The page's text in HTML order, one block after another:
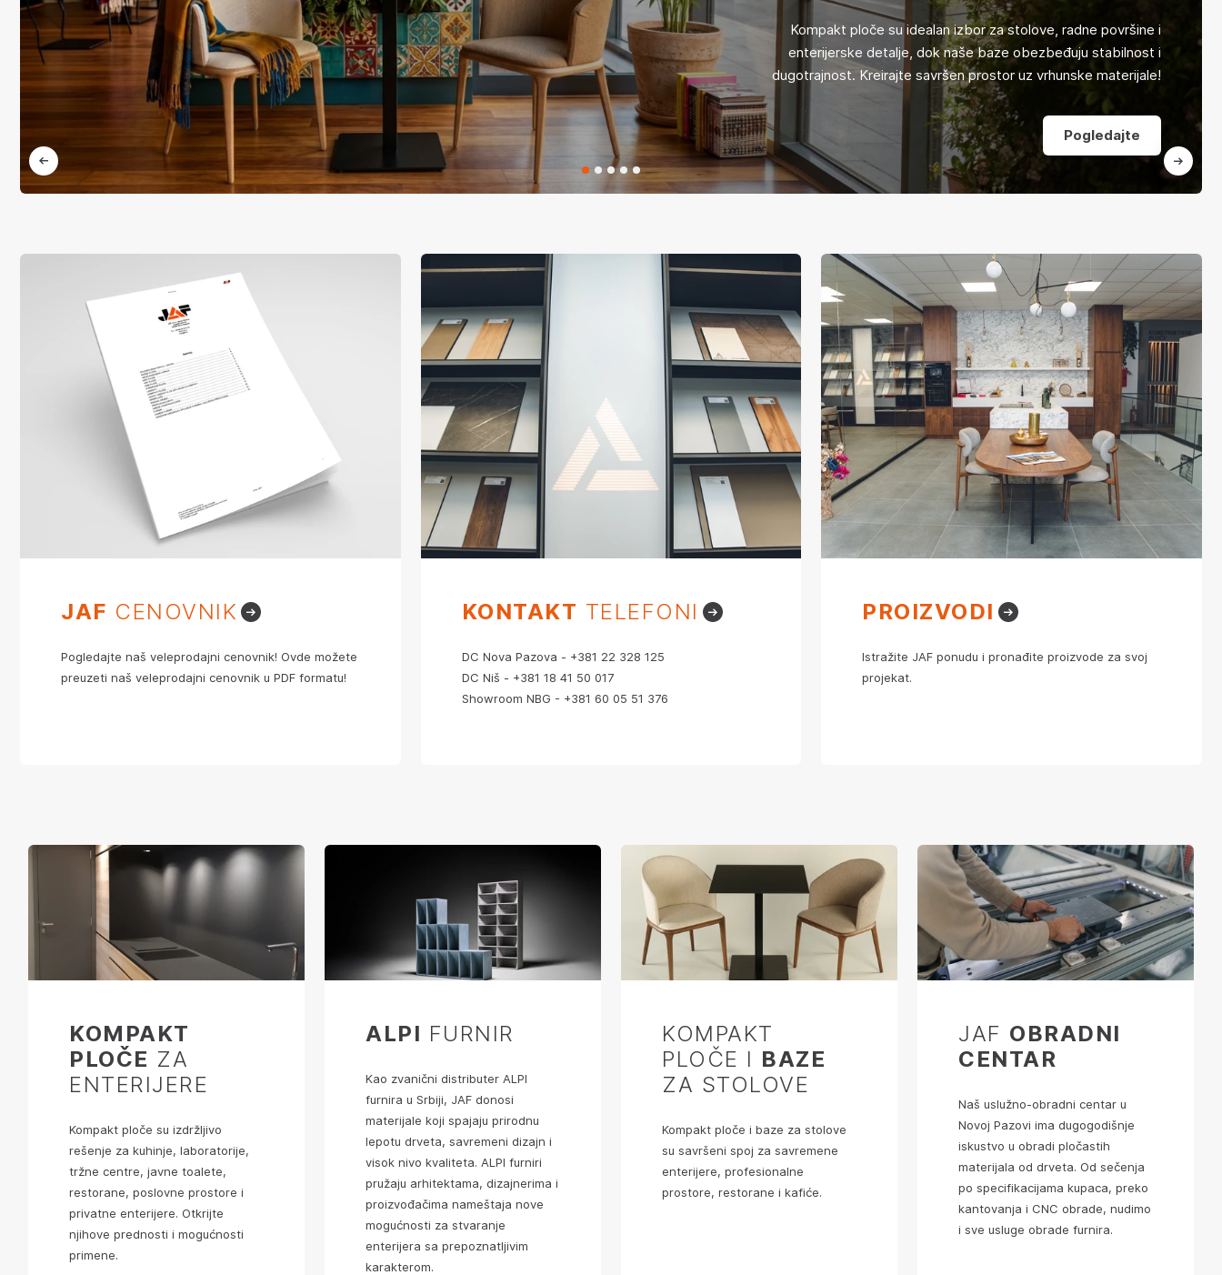
Kompakt ploče su idealan izbor za stolove, radne površine i
enterijerske detalje, dok naše baze obezbeđuju stabilnost i
dugotrajnost. Kreirajte savršen prostor uz vrhunske materijale!
Pogledajte
JAF CENOVNIK
Pogledajte naš veleprodajni cenovnik! Ovde možete
preuzeti naš veleprodajni cenovnik u PDF formatu!
KONTAKT TELEFONI
DC Nova Pazova - +381 22 328 125
DC Niš - +381 18 41 50 017
Showroom NBG - +381 60 05 51 376
PROIZVODI
Istražite JAF ponudu i pronađite proizvode za svoj
projekat.
KOMPAKT
PLOČE ZA
ENTERIJERE
Kompakt ploče su izdržljivo
rešenje za kuhinje, laboratorije,
tržne centre, javne toalete,
restorane, poslovne prostore i
privatne enterijere. Otkrijte
njihove prednosti i mogućnosti
primene.
ALPI FURNIR
Kao zvanični distributer ALPI
furnira u Srbiji, JAF donosi
materijale koji spajaju prirodnu
lepotu drveta, savremeni dizajn i
visok nivo kvaliteta. ALPI furniri
pružaju arhitektama, dizajnerima i
proizvođačima nameštaja nove
mogućnosti za stvaranje
enterijera sa prepoznatljivim
karakterom.
KOMPAKT
PLOČE I BAZE
ZA STOLOVE
Kompakt ploče i baze za stolove
su savršeni spoj za savremene
enterijere, profesionalne
prostore, restorane i kafiće.
JAF OBRADNI
CENTAR
Naš uslužno-obradni centar u
Novoj Pazovi ima dugogodišnje
iskustvo u obradi pločastih
materijala od drveta. Od sečenja
po specifikacijama kupaca, preko
kantovanja i CNC obrade, nudimo
i sve usluge obrade furnira.